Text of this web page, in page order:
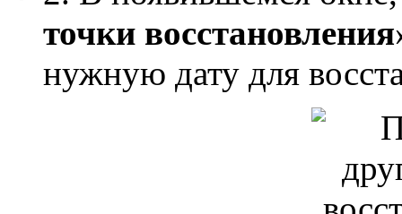
точки восстановления
нужную дату для